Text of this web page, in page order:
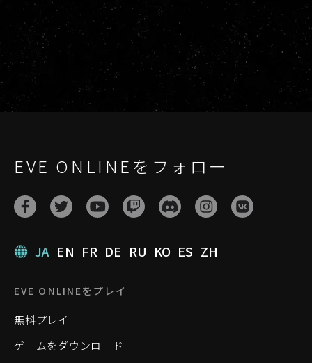
EVE ONLINEをフォロー
JA EN FR DE RU KO ES ZH
EVE ONLINEをプレイ
無料プレイ
ゲームをダウンロード